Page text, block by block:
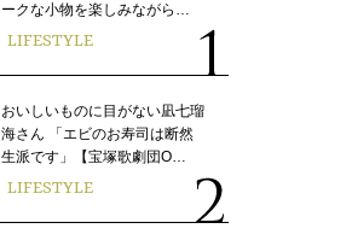
ークな小物を楽しみながら…
LIFESTYLE
おいしいものに目がない凪七瑠
海さん 「エビのお寿司は断然
生派です」【宝塚歌劇団O…
LIFESTYLE